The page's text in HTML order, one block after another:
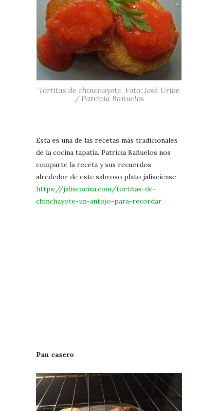
Tortitas de chinchayote. Foto: José Uribe
/ Patricia Bañuelos
Esta es una de las recetas más tradicionales
de la cocina tapatía. Patricia Bañuelos nos
comparte la receta y sus recuerdos
alrededor de este sabroso plato jalisciense
https://jaliscocina.com/tortitas-de-
chinchayote-un-antojo-para-recordar
Pan casero